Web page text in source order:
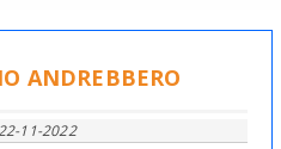
ANDREBBERO
11-2022